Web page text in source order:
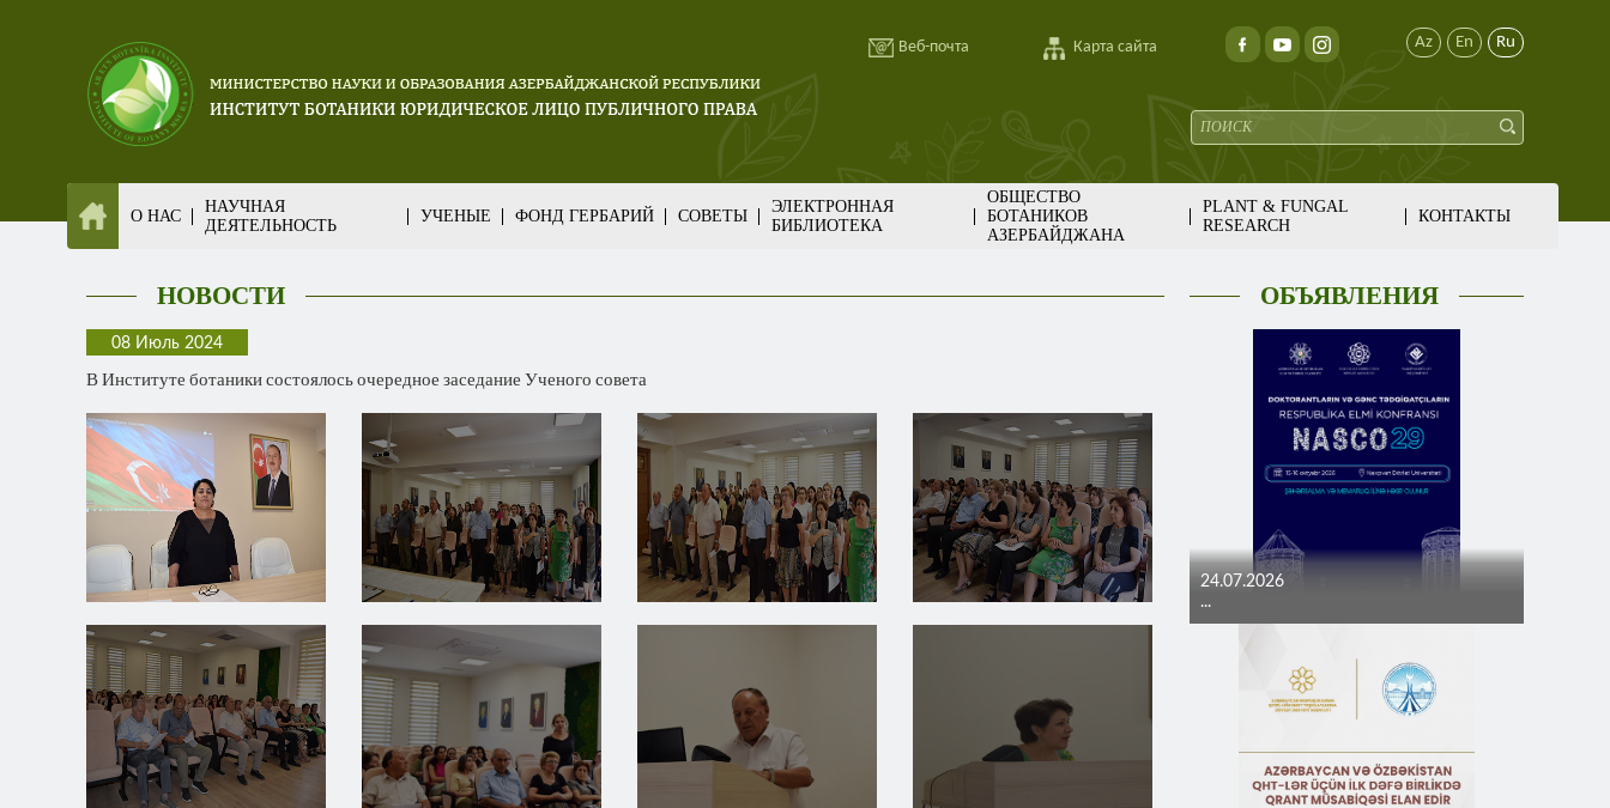
Веб-почта Карта сайта Az En Ru
О НАС
НАУЧНАЯ
ДЕЯТЕЛЬНОСТЬ
УЧЕНЫЕ ФОНД ГЕРБАРИЙ СОВЕТЫ
ЭЛЕКТРОННАЯ
БИБЛИОТЕКА
ОБЩЕСТВО
БОТАНИКОВ
АЗЕРБАЙДЖАНА
PLANT & FUNGAL
RESEARCH
КОНТАКТЫ
НОВОСТИ
08 Июль 2024
В Институте ботаники состоялось очередное заседание Ученого совета
ОБЪЯВЛЕНИЯ
24.07.2026
...